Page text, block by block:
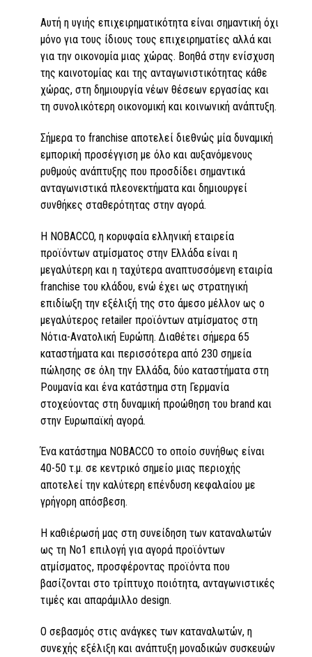
Αυτή η υγιής επιχειρηματικότητα είναι σημαντική όχι
μόνο για τους ίδιους τους επιχειρηματίες αλλά και
για την οικονομία μιας χώρας. Βοηθά στην ενίσχυση
της καινοτομίας και της ανταγωνιστικότητας κάθε
χώρας, στη δημιουργία νέων θέσεων εργασίας και
τη συνολικότερη οικονομική και κοινωνική ανάπτυξη.
Σήμερα το franchise αποτελεί διεθνώς μία δυναμική
εμπορική προσέγγιση με όλο και αυξανόμενους
ρυθμούς ανάπτυξης που προσδίδει σημαντικά
ανταγωνιστικά πλεονεκτήματα και δημιουργεί
συνθήκες σταθερότητας στην αγορά.
Η NOBACCO, η κορυφαία ελληνική εταιρεία
προϊόντων ατμίσματος στην Ελλάδα είναι η
μεγαλύτερη και η ταχύτερα αναπτυσσόμενη εταιρία
franchise του κλάδου, ενώ έχει ως στρατηγική
επιδίωξη την εξέλιξή της στο άμεσο μέλλον ως ο
μεγαλύτερος retailer προϊόντων ατμίσματος στη
Νότια-Ανατολική Ευρώπη. Διαθέτει σήμερα 65
καταστήματα και περισσότερα από 230 σημεία
πώλησης σε όλη την Ελλάδα, δύο καταστήματα στη
Ρουμανία και ένα κατάστημα στη Γερμανία
στοχεύοντας στη δυναμική προώθηση του brand και
στην Ευρωπαϊκή αγορά.
Ένα κατάστημα NOBACCO το οποίο συνήθως είναι
40-50 τ.μ. σε κεντρικό σημείο μιας περιοχής
αποτελεί την καλύτερη επένδυση κεφαλαίου με
γρήγορη απόσβεση.
Η καθιέρωσή μας στη συνείδηση των καταναλωτών
ως τη No1 επιλογή για αγορά προϊόντων
ατμίσματος, προσφέροντας προϊόντα που
βασίζονται στο τρίπτυχο ποιότητα, ανταγωνιστικές
τιμές και απαράμιλλο design.
Ο σεβασμός στις ανάγκες των καταναλωτών, η
συνεχής εξέλιξη και ανάπτυξη μοναδικών συσκευών